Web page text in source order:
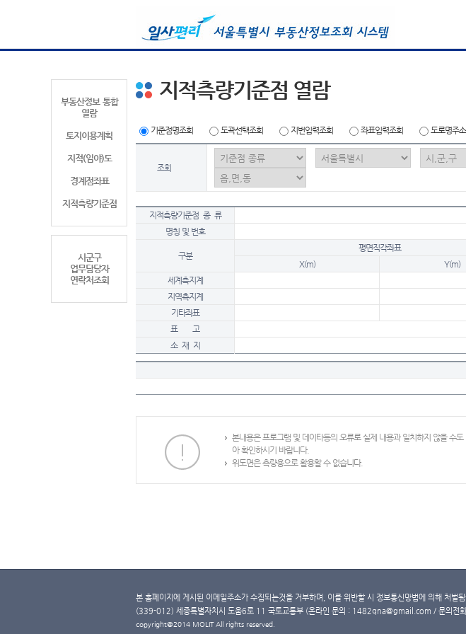
부동산정보 통합
열람
토지이용계획
지적(임야)도
경계점좌표
지적측량기준점
시군구
업무담당자
연락처조회
지적측량기준점 열람
기준점명조회 도곽선택조회 지번입력조회 좌표입력조회 도로명주
조회
지적측량기준점 종 류
명칭 및 번호
구분
평면직각좌표
X(m)
Y(m)
세계측지계
지역측지계
기타좌표
표 고
소 재 지
본내용은 프로그램 및 데이타등의 오류로 실제 내용과 일치하지 않을 수
아 확인하시기 바랍니다.
위도면은 측량용으로 활용할 수 없습니다.
본 홈페이지에 게시된 이메일주소가 수집되는것을 거부하며, 이를 위반할 시 정보통신망법에 의해 처벌
(339-012) 세종특별자치시 도움6로 11 국토교통부 (온라인 문의 : 1482qna@gmail.com / 문의
copyright@2014 MOLIT All rights reserved.